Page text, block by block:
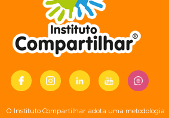
O Instituto Compartilhar adota uma metodologia